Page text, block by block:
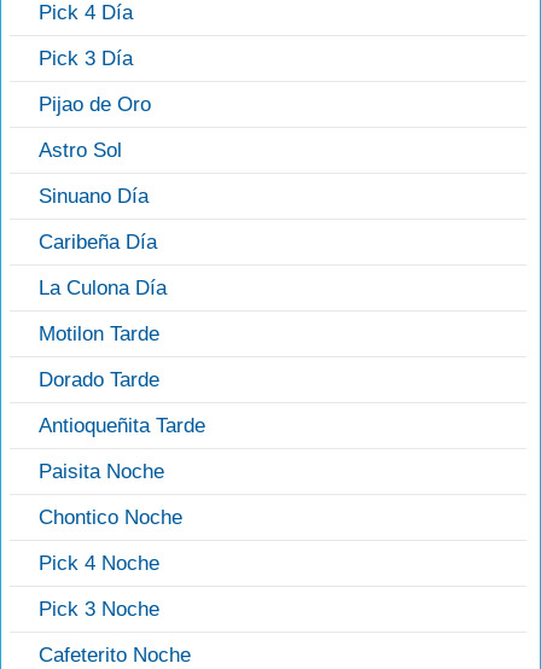
Pick 4 Día
Pick 3 Día
Pijao de Oro
Astro Sol
Sinuano Día
Caribeña Día
La Culona Día
Motilon Tarde
Dorado Tarde
Antioqueñita Tarde
Paisita Noche
Chontico Noche
Pick 4 Noche
Pick 3 Noche
Cafeterito Noche